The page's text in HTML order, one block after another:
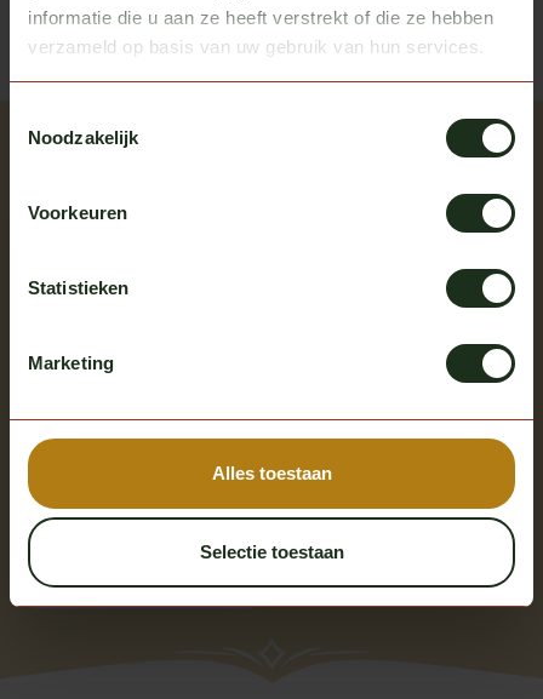
informatie die u aan ze heeft verstrekt of die ze hebben
verzameld op basis van uw gebruik van hun services.
Noodzakelijk
Voorkeuren
Statistieken
Marketing
Alles toestaan
Selectie toestaan
neem contact op met ons
Recent bekeken
Strands IZE LED
achteruitrijlamp
€ 79,00